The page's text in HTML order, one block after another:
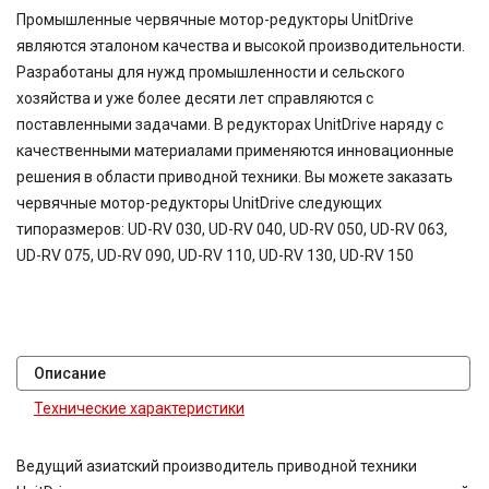
30,3
38,5
40
41,74
45
50
52
71
80
81,64
83,15
Промышленные червячные мотор-редукторы UnitDrive
являются эталоном качества и высокой производительности.
Разработаны для нужд промышленности и сельского
хозяйства и уже более десяти лет справляются с
поставленными задачами. В редукторах UnitDrive наряду с
качественными материалами применяются инновационные
решения в области приводной техники. Вы можете заказать
червячные мотор-редукторы UnitDrive следующих
типоразмеров: UD-RV 030, UD-RV 040, UD-RV 050, UD-RV 063,
UD-RV 075, UD-RV 090, UD-RV 110, UD-RV 130, UD-RV 150
Описание
Технические характеристики
Ведущий азиатский производитель приводной техники